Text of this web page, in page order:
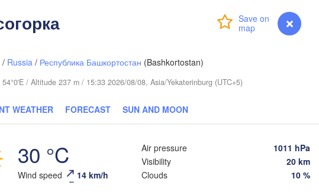
myVentusky Forecast
/ Russia / Республика Башкортостан (Bashkortostan)
54°0'E / Altitude 237 m / 15:33 2026/08/08, Asia/Yekaterinburg (UTC+5)
WEATHER FORECAST SUN AND MOON
30 °C
Wind speed 14 km/h
Air pressure
1011 hPa
Visibility
20 km
Clouds
10 %